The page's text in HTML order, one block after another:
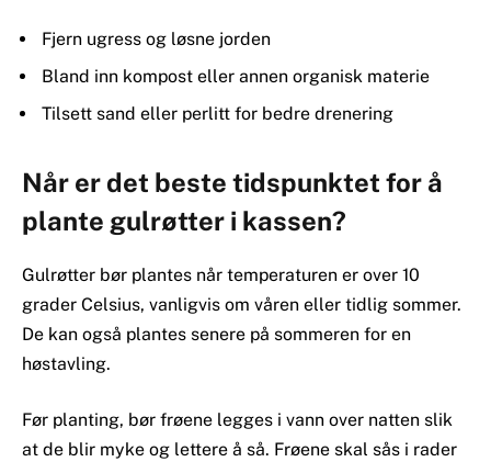
Fjern ugress og løsne jorden
Bland inn kompost eller annen organisk materie
Tilsett sand eller perlitt for bedre drenering
Når er det beste tidspunktet for å
plante gulrøtter i kassen?
Gulrøtter bør plantes når temperaturen er over 10
grader Celsius, vanligvis om våren eller tidlig sommer.
De kan også plantes senere på sommeren for en
høstavling.
Før planting, bør frøene legges i vann over natten slik
at de blir myke og lettere å så. Frøene skal sås i rader